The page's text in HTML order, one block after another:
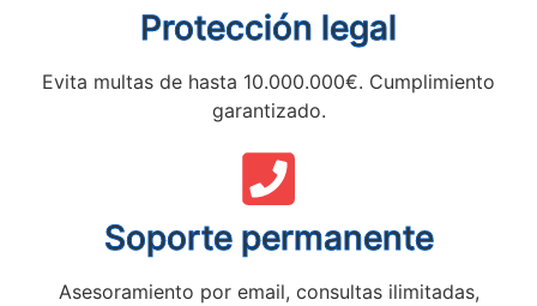
Protección legal
Evita multas de hasta 10.000.000€. Cumplimiento
garantizado.
Soporte permanente
Asesoramiento por email, consultas ilimitadas,